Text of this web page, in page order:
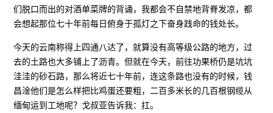
们脱口而出的对酒单菜牌的背诵，我都会不自禁地背脊发凉，都
会想起那位七十年前每日俯身于孤灯之下奋身践命的钱处长。
今天的云南称得上四通八达了，就算没有高等级公路的地方，过
去的土路也大多铺上了沥青。但就在今天，前往功果桥仍是坑坑
洼洼的砂石路，那么将近七十年前，连这条路也没有的时候，钱
昌淦他们是怎么样把比鸡蛋还要粗，二百多米长的几百根钢缆从
缅甸运到工地呢？戈叔亚告诉我：扛。